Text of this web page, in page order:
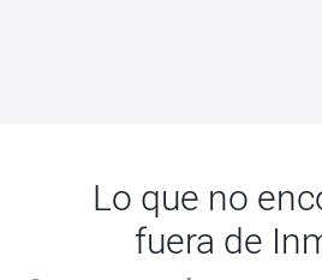
Lo que no
fuera de